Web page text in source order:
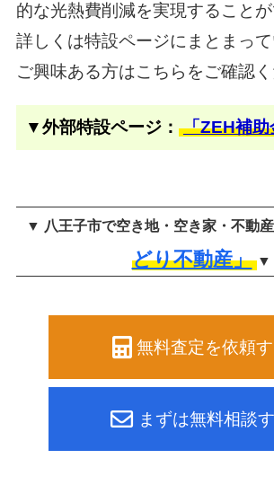
的な光熱費削減を実現することが
詳しくは特設ページにまとまって
ご興味ある方はこちらをご確認く
▼外部特設ページ： 「ZEH補助
▼ 八王子市で空き地・空き家・不動
どり不動産」 ▼
無料査定を依頼
まずは無料相談